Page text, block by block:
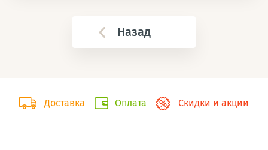
Назад
Доставка Оплата Скидки и акции